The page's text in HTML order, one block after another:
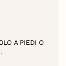
A PIEDI O